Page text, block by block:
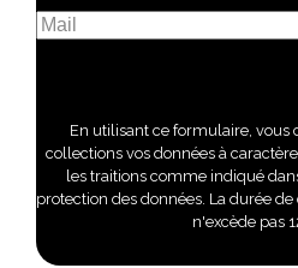
En utilisant ce formulaire, vous
collections vos données à
les traitions comme indiqué
protection des données. La durée
n'excède pas